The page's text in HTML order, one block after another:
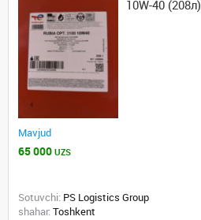
10W-40 (208л)
Mavjud
65 000 UZS
Sotuvchi: PS Logistics Group
shahar: Toshkent